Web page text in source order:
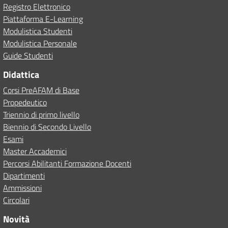
Registro Elettronico
Piattaforma E-Learning
Modulistica Studenti
Modulistica Personale
Guide Studenti
Didattica
Corsi PreAFAM di Base
Propedeutico
Triennio di primo livello
Biennio di Secondo Livello
Esami
Master Accademici
Percorsi Abilitanti Formazione Docenti
Dipartimenti
Ammissioni
Circolari
Novità